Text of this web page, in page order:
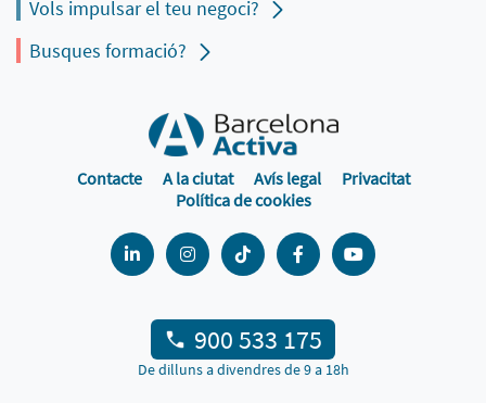
Vols impulsar el teu negoci?
Busques formació?
Contacte A la ciutat Avís legal
Privacitat
Política de cookies
900 533 175
De dilluns a divendres de 9 a 18h